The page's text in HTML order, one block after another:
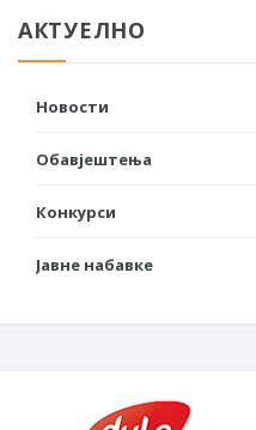
АКТУЕЛНО
Новости
Обавјештења
Конкурси
Јавне набавке